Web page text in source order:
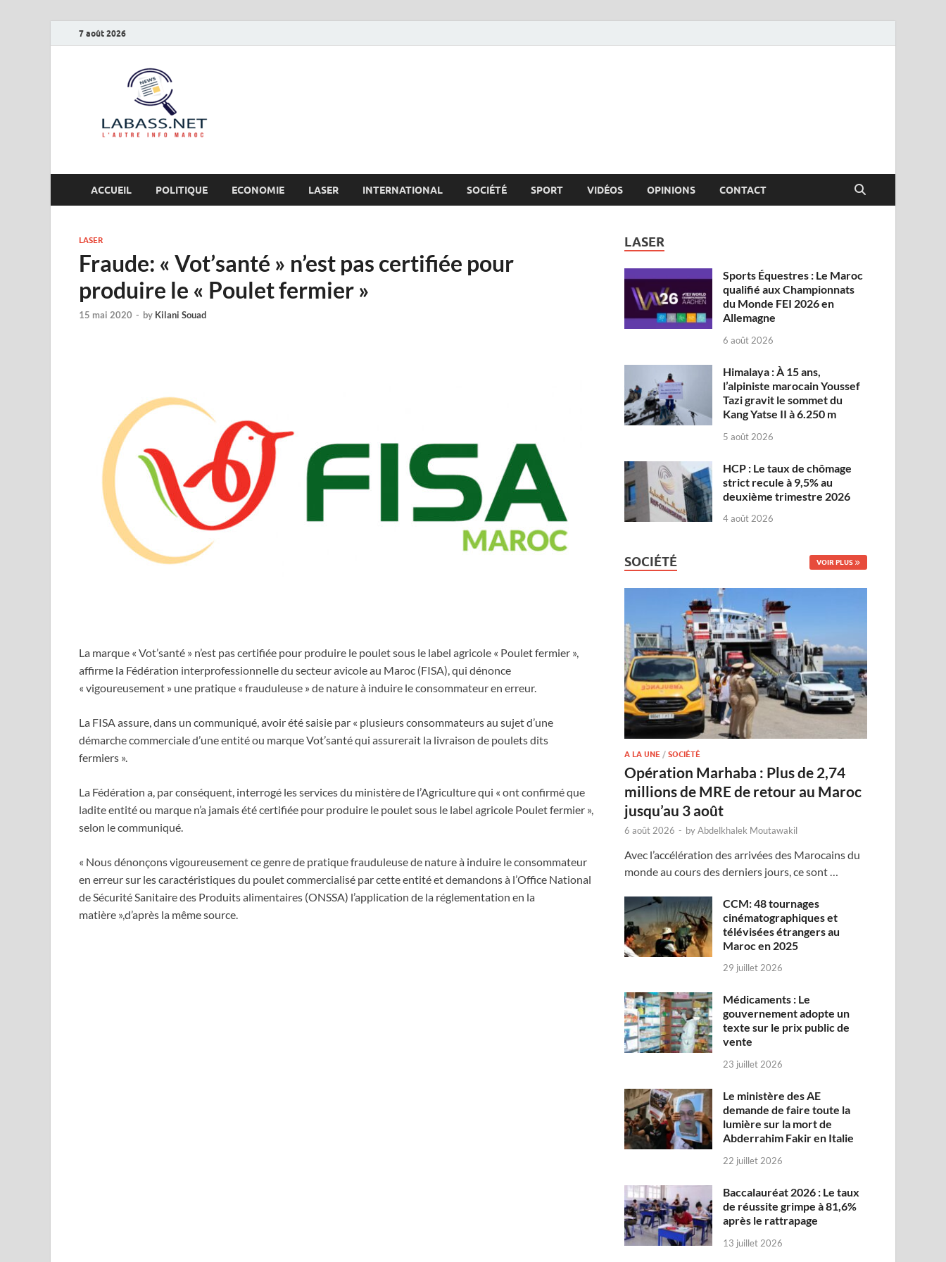
7 août 2026
ACCUEIL POLITIQUE ECONOMIE LASER INTERNATIONAL SOCIÉTÉ SPORT VIDÉOS OPINIONS CONTACT
LASER
Fraude: « Vot’santé » n’est pas certifiée pour
produire le « Poulet fermier »
15 mai 2020 - by Kilani Souad
La marque « Vot’santé » n’est pas certifiée pour produire le poulet sous le label agricole « Poulet fermier »,
affirme la Fédération interprofessionnelle du secteur avicole au Maroc (FISA), qui dénonce
« vigoureusement » une pratique « frauduleuse » de nature à induire le consommateur en erreur.
La FISA assure, dans un communiqué, avoir été saisie par « plusieurs consommateurs au sujet d’une
démarche commerciale d’une entité ou marque Vot’santé qui assurerait la livraison de poulets dits
fermiers ».
La Fédération a, par conséquent, interrogé les services du ministère de l’Agriculture qui « ont confirmé que
ladite entité ou marque n’a jamais été certifiée pour produire le poulet sous le label agricole Poulet fermier »,
selon le communiqué.
« Nous dénonçons vigoureusement ce genre de pratique frauduleuse de nature à induire le consommateur
en erreur sur les caractéristiques du poulet commercialisé par cette entité et demandons à l’Office National
de Sécurité Sanitaire des Produits alimentaires (ONSSA) l’application de la réglementation en la
matière »,d’après la même source.
LASER
Sports Équestres : Le Maroc
qualifié aux Championnats
du Monde FEI 2026 en
Allemagne
6 août 2026
Himalaya : À 15 ans,
l’alpiniste marocain Youssef
Tazi gravit le sommet du
Kang Yatse II à 6.250 m
5 août 2026
HCP : Le taux de chômage
strict recule à 9,5% au
deuxième trimestre 2026
4 août 2026
SOCIÉTÉ VOIR PLUS
A LA UNE /SOCIÉTÉ
Opération Marhaba : Plus de 2,74
millions de MRE de retour au Maroc
jusqu’au 3 août
6 août 2026 - byAbdelkhalek Moutawakil
Avec l’accélération des arrivées des Marocains du
monde au cours des derniers jours, ce sont …
CCM: 48 tournages
cinématographiques et
télévisées étrangers au
Maroc en 2025
29 juillet 2026
Médicaments : Le
gouvernement adopte un
texte sur le prix public de
vente
23 juillet 2026
Le ministère des AE
demande de faire toute la
lumière sur la mort de
Abderrahim Fakir en Italie
22 juillet 2026
Baccalauréat 2026 : Le taux
de réussite grimpe à 81,6%
après le rattrapage
13 juillet 2026